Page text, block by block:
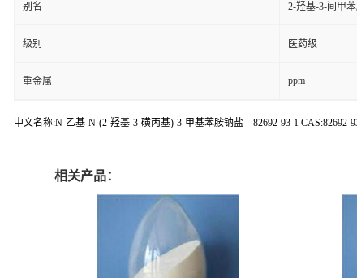
别名 2-羟基-3-间甲
级别 医药级
重金属 ppm
中文名称:N-乙基-N-(2-羟基-3-磺丙基)-3-甲基苯胺钠盐—82692-93-1 CAS:82692-
相关产品：